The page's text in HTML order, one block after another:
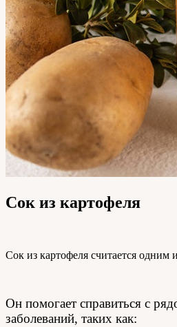
Сок из картофеля
Сок из картофеля считается одним
Он помогает справиться с
заболеваний, таких как: